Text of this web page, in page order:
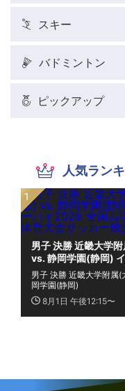
スキー
バドミントン
ピックアップ
人気ラン
男子 決勝 近畿大学
vs. 静岡学園(静岡)
イ2026 全国高等学
育大会サッカー競技
8月1日 午後12:15〜
男子 決勝 近畿大学附属(
岡学園(静岡)